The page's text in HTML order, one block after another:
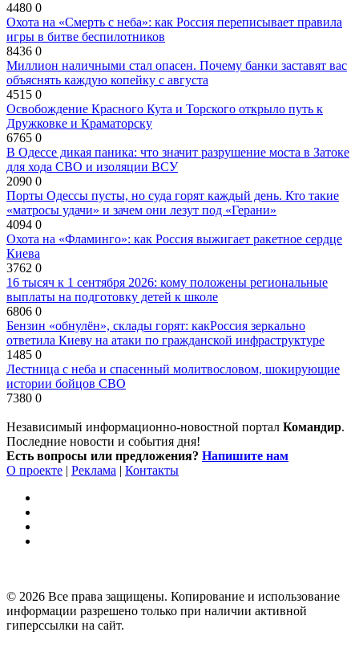
4480 0
Охота на «Смерть с неба»: как Россия переписывает правила
игры в битве беспилотников
8436 0
Миллион наличными стал опасен. Почему банки заставят вас
объяснять каждую копейку с августа
4515 0
Освобождение Красного Кута и Торского открыло путь к
Дружковке и Краматорску
6765 0
В Одессе дикая паника: что значит разрушение моста в Затоке
для хода СВО и изоляции ВСУ
2090 0
Порты Одессы пусты, но суда горят каждый день. Кто такие
«матросы удачи» и зачем они лезут под «Герани»
4094 0
Охота на «Фламинго»: как Россия выжигает ракетное сердце
Киева
3762 0
16 тысяч к 1 сентября 2026: кому положены региональные
выплаты на подготовку детей к школе
6806 0
Бензин «обнулён», склады горят: какРоссия зеркально
ответила Киеву на атаки по гражданской инфраструктуре
1485 0
Лестница с неба и спасенный молитвословом, шокирующие
истории бойцов СВО
7380 0
Независимый информационно-новостной портал Командир.
Последние новости и события дня!
Есть вопросы или предложения? Напишите нам
О проекте | Реклама | Контакты
© 2026 Все права защищены. Копирование и использование
информации разрешено только при наличии активной
гиперссылки на сайт.